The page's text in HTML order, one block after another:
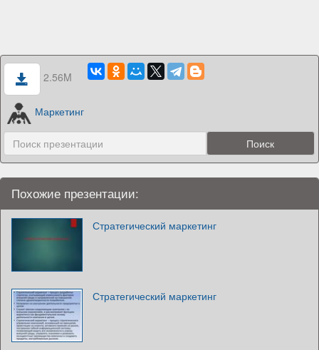
2.56M
Маркетинг
Похожие презентации:
Стратегический маркетинг
Стратегический маркетинг